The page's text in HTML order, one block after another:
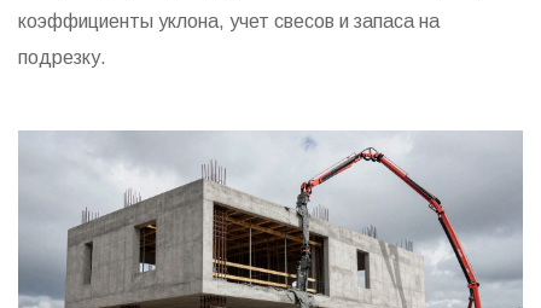
коэффициенты уклона, учет свесов и запаса на
подрезку.